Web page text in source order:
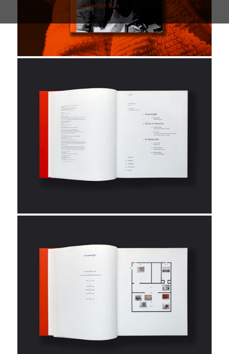
Hessisches Landesmuseum
Darmstadt
Deichtorhallen Hamburg
Staatliche Kunstsammlung
Dresden
Kunsthalle Düsseldorf
Museum Folkwang
Gagosian Gallery, New York
Haus Lange Haus Esters
Staatliche Kunsthalle Karlsruhe
Museum Kunstpalast
Kunststiftung NRW
KWS
Marian Goodman Gallery, NY